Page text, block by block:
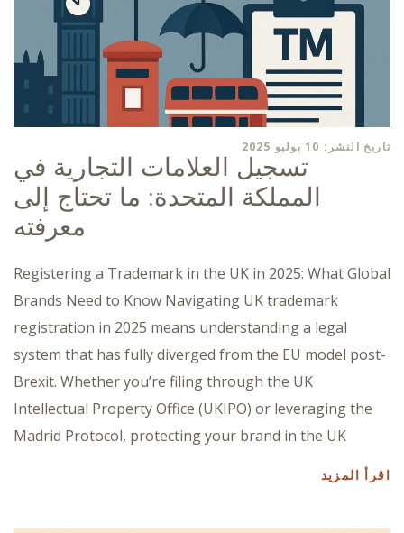
تاريخ النشر: 10 يوليو 2025
تسجيل العلامات التجارية في
المملكة المتحدة: ما تحتاج إلى
معرفته
Registering a Trademark in the UK in 2025: What Global
Brands Need to Know Navigating UK trademark
registration in 2025 means understanding a legal
system that has fully diverged from the EU model post-
Brexit. Whether you’re filing through the UK
Intellectual Property Office (UKIPO) or leveraging the
Madrid Protocol, protecting your brand in the UK
اقرأ المزيد